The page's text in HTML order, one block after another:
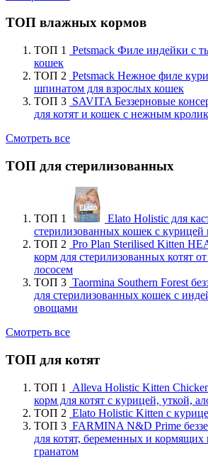
ТОП влажных кормов
ТОП 1
Petsmack Филе индейки с
кошек
ТОП 2 Petsmack Нежное филе
шпинатом для взрослых кошек
ТОП 3 SAVITA Беззерновые
для котят и кошек с нежным
Смотреть все
ТОП для стерилизованных
ТОП 1
Elato Holistic для
стерилизованных кошек с курицей
ТОП 2 Pro Plan Sterilised Kitten
корм для стерилизованных котят
лососем
ТОП 3 Taormina Southern Forest
для стерилизованных кошек с
овощами
Смотреть все
ТОП для котят
ТОП 1
Alleva Holistic Kitten
корм для котят с курицей, уткой,
ТОП 2 Elato Holistic Kitten с
ТОП 3 FARMINA N&D Prime
для котят, беременных и
гранатом